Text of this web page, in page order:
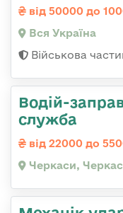
від 50000 до
Вся Україна
Військова
Водій-
служба
від 22000 до
Черкаси,